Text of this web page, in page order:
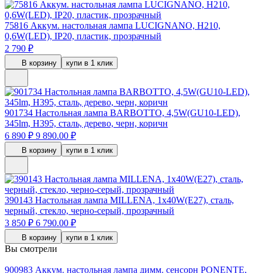
75816 Аккум. настольная лампа LUCIGNANO, H210,
0,6W(LED), IP20, пластик, прозрачный
2 790 ₽
В корзину купи в 1 клик
901734 Настольная лампа BARBOTTO, 4,5W(GU10-LED),
345lm, H395, сталь, дерево, черн, коричн
6 890 ₽ 9 890.00 ₽
В корзину купи в 1 клик
390143 Настольная лампа MILLENA, 1x40W(E27), сталь,
черный, стекло, черно-серый, прозрачный
3 850 ₽ 6 790.00 ₽
В корзину купи в 1 клик
Вы смотрели
900983 Аккум. настольная лампа димм. сенсорн PONENTE,